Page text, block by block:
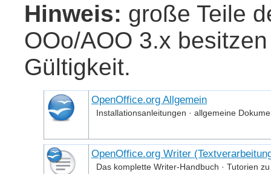
Hinweis: große Teile
OOo/AOO 3.x
Gültigkeit.
OpenOffice.org Allgemein
Installationsanleitungen · allgemeine
OpenOffice.org Writer
Das komplette Writer-Handbuch · Tutorien